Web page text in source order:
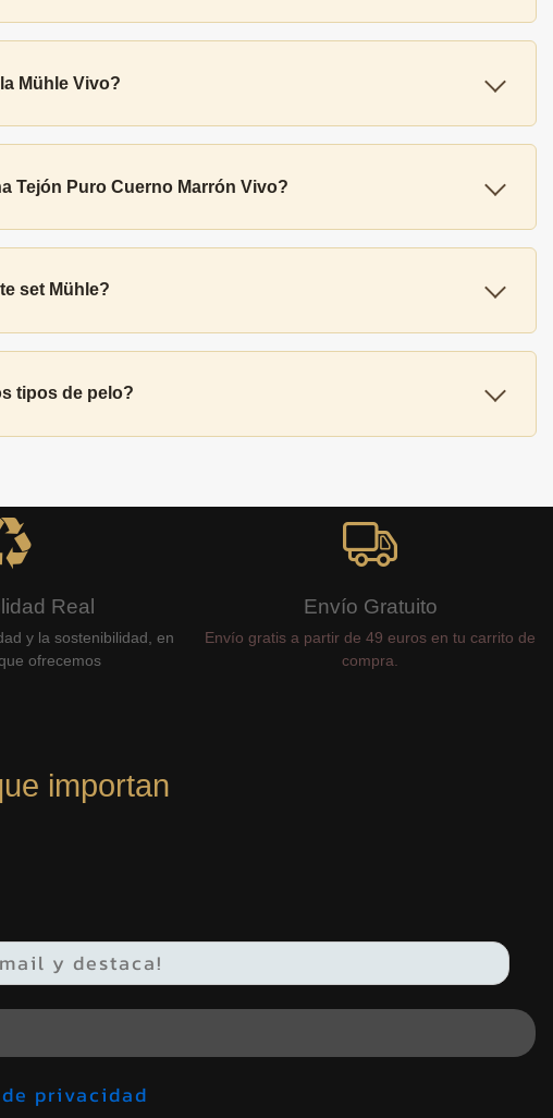
Mühle Vivo?
Tejón Puro Cuerno Marrón Vivo?
set Mühle?
tipos de pelo?
Real
y la sostenibilidad, en
ofrecemos
Envío Gratuito
Envío gratis a partir de 49 euros en tu carrito de
compra.
importan
de privacidad